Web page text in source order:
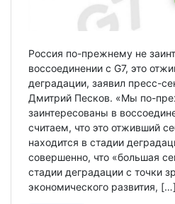
Россия по-прежнему не
воссоединении с G7, это
деградации, заявил пресс-
Дмитрий Песков. «Мы по-
заинтересованы в
считаем, что это отживший
находится в стадии
совершенно, что «большая
стадии деградации с точки
экономического развития, […]